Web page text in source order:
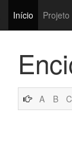
Início Projeto
A B C